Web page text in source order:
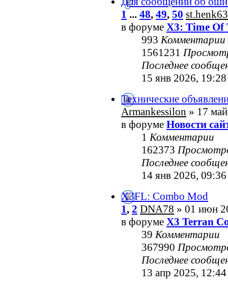
1 ... 48, 49, 50 st.henk63
в форуме X3: Time Of
993Комментарии
1561231
Последнее
15 янв 2026, 19:28
Технические
Armankessilon » 17
в форуме Новости
1Комментарии
162373
Последнее
14 янв 2026, 09:36
X3FL: Combo Mod
1, 2 DNA78 » 01 июн
в форуме X3 Terran
39Комментарии
367990
Последнее
13 апр 2025, 12:44